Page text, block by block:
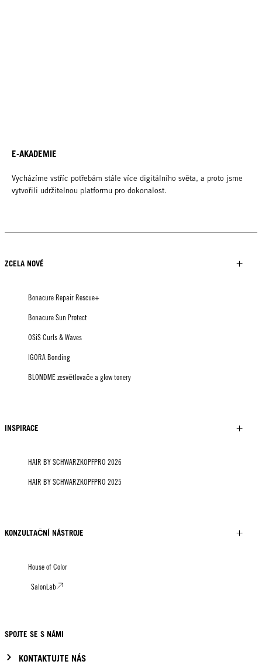
E-AKADEMIE
Vycházíme vstříc potřebám stále více digitálního světa, a proto jsme
vytvořili udržitelnou platformu pro dokonalost.
ZCELA NOVÉ
Bonacure Repair Rescue+
Bonacure Sun Protect
OSiS Curls & Waves
IGORA Bonding
BLONDME zesvětlovače a glow tonery
INSPIRACE
HAIR BY SCHWARZKOPFPRO 2026
HAIR BY SCHWARZKOPFPRO 2025
KONZULTAČNÍ NÁSTROJE
House of Color
SalonLab
SPOJTE SE S NÁMI
KONTAKTUJTE NÁS